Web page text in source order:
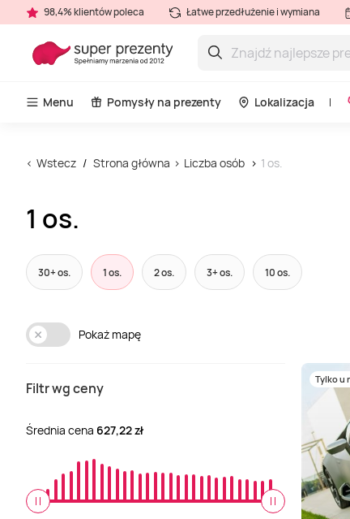
98,4% klientów poleca Łatwe przedłużenie i wymiana
Menu Pomysły na prezenty Lokalizacja
Wstecz Strona główna Liczba osób 1 os.
1 os.
30+ os. 1 os. 2 os. 3+ os. 10 os.
Pokaż mapę
Filtr wg ceny
Średnia cena 627,22 zł
Tylko u